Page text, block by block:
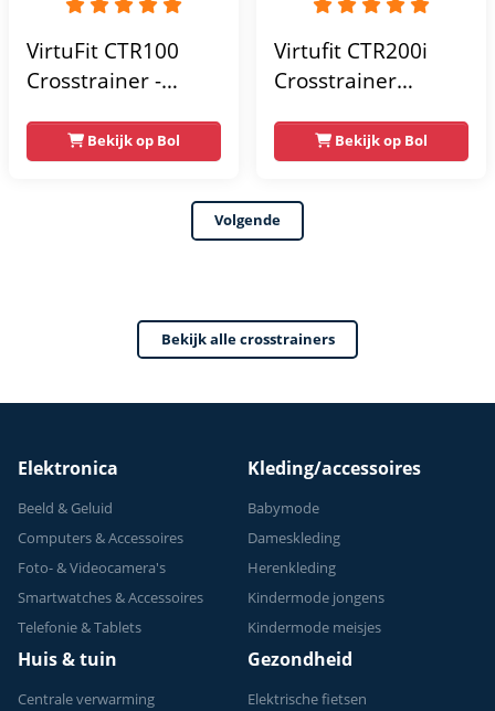
VirtuFit CTR100
Crosstrainer -
120kg - 8
Weerstandsniveaus
trainingsprogrammas
- Crosstrainers
Fitness - 2026
Bekijk op Bol
Virtufit CTR200i
Crosstrainer
Hartslagfunctie -
Crosstrainers -
Bluetooth -
Crosstrainer
weerstandsniveaus
- 24 programma's
Bekijk op Bol
Volgende
Bekijk alle crosstrainers
Elektronica
Beeld & Geluid
Computers & Accessoires
Foto- & Videocamera's
Smartwatches & Accessoires
Telefonie & Tablets
Kleding/accessoires
Babymode
Dameskleding
Herenkleding
Kindermode jongens
Kindermode meisjes
Huis & tuin
Centrale verwarming
Gezondheid
Elektrische fietsen